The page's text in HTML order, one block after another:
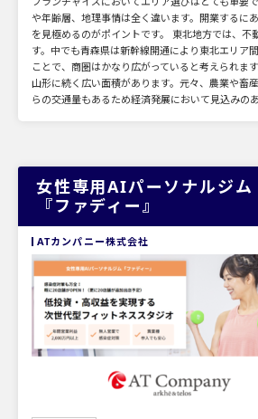
や年齢層、地理事情は全く違います。開業するに
を見極めるのがポイントです。 東北地方では、不
す。中でも青森県は新幹線開通により東北エリア
ことで、商圏はかなり広がっていると考えられま
山形に続く広い面積があります。元々、農業や畜
らの交通量もあるため経済発展において見込みのあ
女性専用AIパーソナルジム
『ファディー』
ATカンパニー株式会社